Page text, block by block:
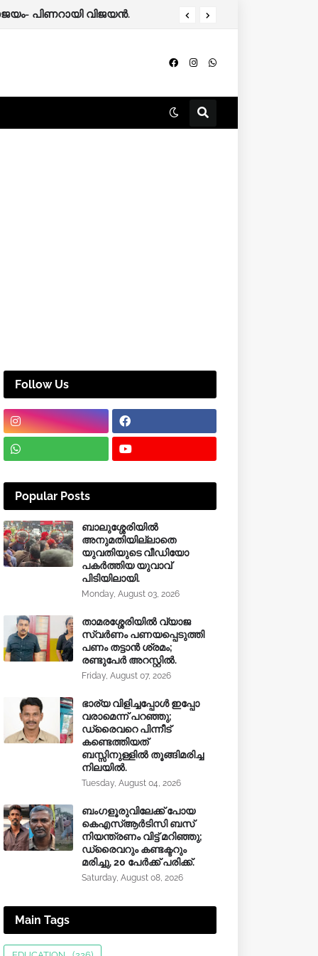
പിണറായി വിജയൻ.
Follow Us
Popular Posts
ബാലുശ്ശേരിയിൽ
അനുമതിയില്ലാതെ
യുവതിയുടെ വീഡിയോ
പകർത്തിയ യുവാവ്
പിടിയിലായി.
Monday, August 03, 2026
താമരശ്ശേരിയിൽ വ്യാജ
സ്വർണം പണയപ്പെടുത്തി
പണം തട്ടാൻ ശ്രമം;
രണ്ടുപേർ അറസ്റ്റിൽ.
Friday, August 07, 2026
ഭാര്യ വിളിച്ചപ്പോള്‍ ഇപ്പോ
വരാമെന്ന് പറഞ്ഞു;
ഡ്രൈവറെ പിന്നീട്
കണ്ടെത്തിയത്
ബസ്സിനുള്ളില്‍ തൂങ്ങിമരിച്ച
നിലയിൽ.
Tuesday, August 04, 2026
ബംഗളൂരുവിലേക്ക് പോയ
കെഎസ്ആർടിസി ബസ്
നിയന്ത്രണം വിട്ട് മറിഞ്ഞു;
ഡ്രൈവറും കണ്ടക്ടറും
മരിച്ചു, 20 പേർക്ക് പരിക്ക്.
Saturday, August 08, 2026
Main Tags